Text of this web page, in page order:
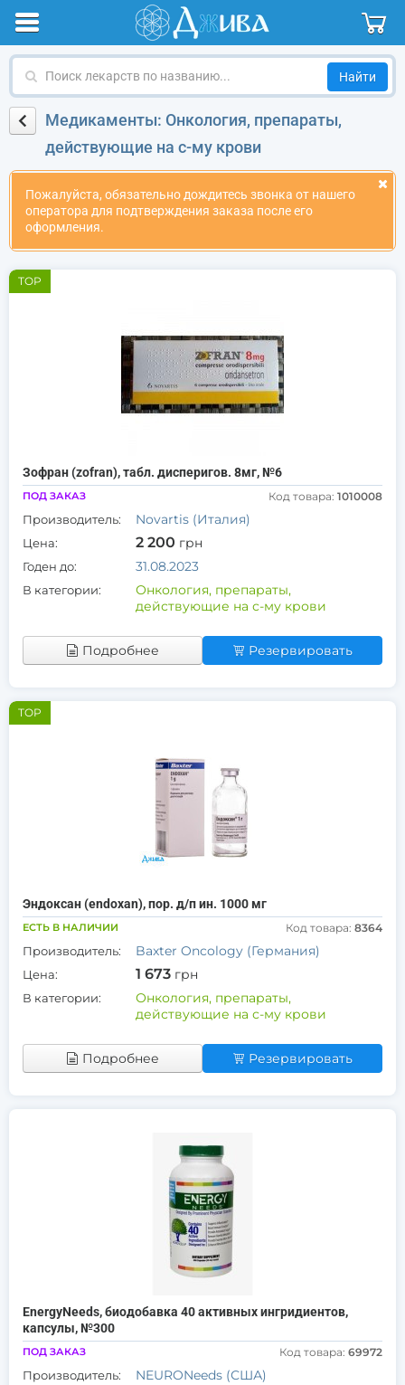
Поиск
по
названиюМедикаменты: Онкология, препараты,
действующие на с-му крови
Пожалуйста, обязательно дождитесь звонка от нашего
оператора для подтверждения заказа после его
оформления.
TOP
Зофран (zofran), табл. дисперигов. 8мг, №6
ПОД ЗАКАЗ Код товара: 1010008
Производитель: Novartis (Италия)
Цена: 2 200 грн
Годен до: 31.08.2023
В категории:
Онкология, препараты,
действующие на с-му крови
Подробнее Резервировать
TOP
Эндоксан (endoxan), пор. д/п ин. 1000 мг
ЕСТЬ В НАЛИЧИИ Код товара: 8364
Производитель: Baxter Oncology (Германия)
Цена: 1 673 грн
В категории:
Онкология, препараты,
действующие на с-му крови
Подробнее Резервировать
EnergyNeeds, биодобавка 40 активных ингридиентов,
капсулы, №300
ПОД ЗАКАЗ Код товара: 69972
Производитель: NEURONeeds (США)